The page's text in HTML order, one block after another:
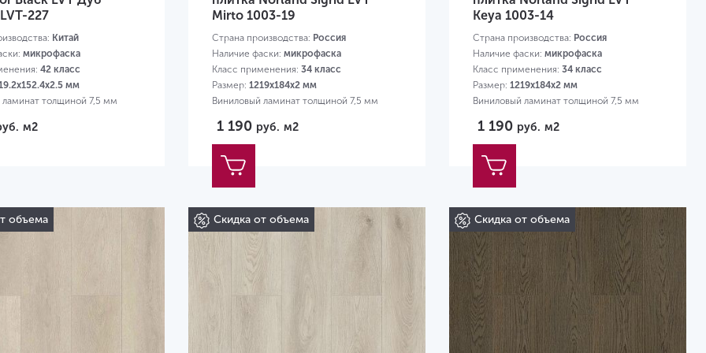
227
Китай
микрофаска
42 класс
мм
толщиной 7,5 мм
м2
Mirto 1003-19
Страна производства: Россия
Наличие фаски: микрофаска
Класс применения: 34 класс
Размер: 1219х184х2 мм
Виниловый ламинат толщиной 7,5 мм
1 190 руб. м2
Keya 1003-14
Страна производства: Россия
Наличие фаски: микрофаска
Класс применения: 34 класс
Размер: 1219х184х2 мм
Виниловый ламинат толщиной 7,5 мм
1 190 руб. м2
объема Скидка от объема Скидка от объема